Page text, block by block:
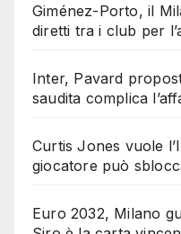
Giménez-Porto, il
diretti tra i club per
Inter, Pavard
saudita complica
Curtis Jones vuole
giocatore può
Euro 2032, Milano